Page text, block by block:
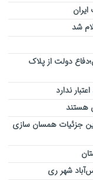
شد
دولت از پلاک
ندارد
هستند
جزئیات همسان سازی
شهر ری